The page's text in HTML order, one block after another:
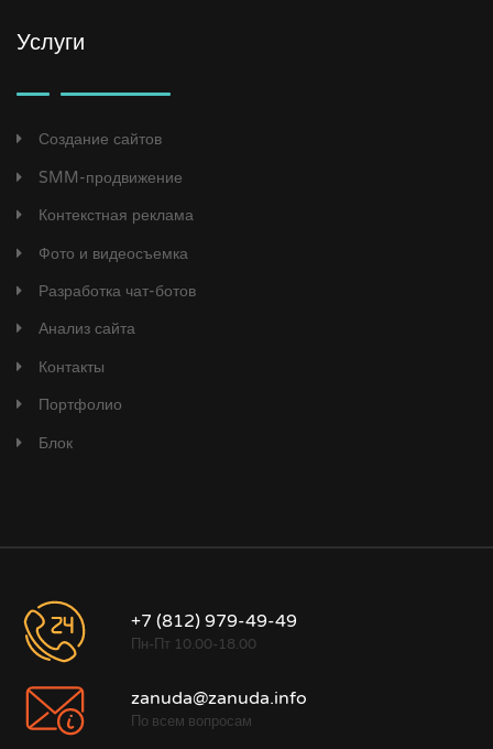
Услуги
Создание сайтов
SMM-продвижение
Контекстная реклама
Фото и видеосъемка
Разработка чат-ботов
Анализ сайта
Контакты
Портфолио
Блок
+7 (812) 979-49-49
Пн-Пт 10.00-18.00
zanuda@zanuda.info
По всем вопросам